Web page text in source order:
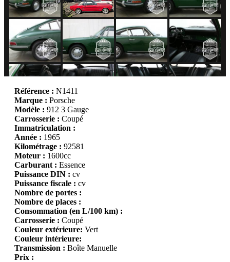
Référence : N1411
Marque : Porsche
Modèle : 912 3 Gauge
Carrosserie : Coupé
Immatriculation :
Année : 1965
Kilométrage : 92581
Moteur : 1600cc
Carburant : Essence
Puissance DIN : cv
Puissance fiscale : cv
Nombre de portes :
Nombre de places :
Consommation (en L/100 km) :
Carrosserie : Coupé
Couleur extérieure: Vert
Couleur intérieure:
Transmission : Boîte Manuelle
Prix :